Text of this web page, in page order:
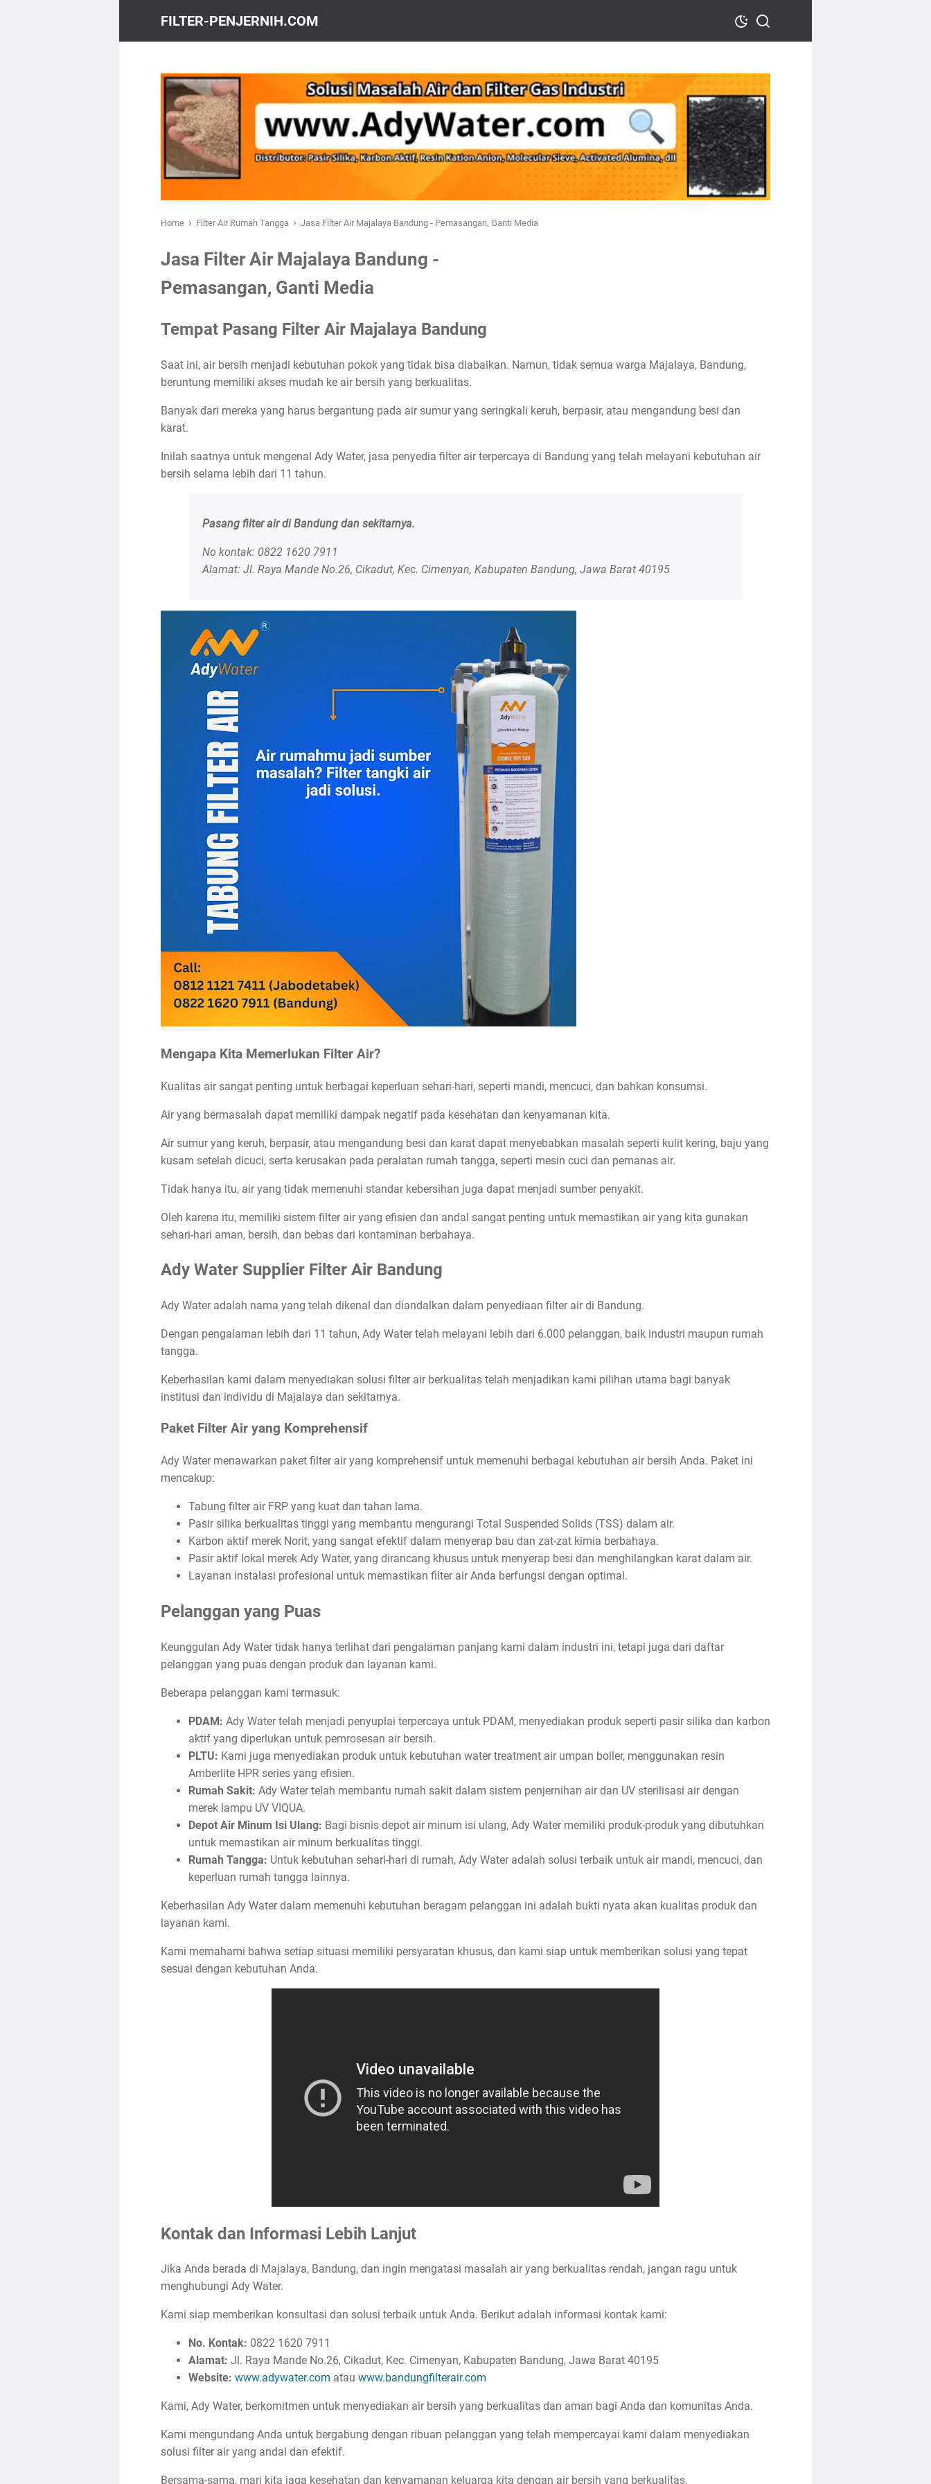
FILTER-PENJERNIH.COM
Home › Filter Air Rumah Tangga › Jasa Filter Air Majalaya Bandung - Pemasangan, Ganti Media
Jasa Filter Air Majalaya Bandung -
Pemasangan, Ganti Media
Tempat Pasang Filter Air Majalaya Bandung
Saat ini, air bersih menjadi kebutuhan pokok yang tidak bisa diabaikan. Namun, tidak semua warga Majalaya, Bandung,
beruntung memiliki akses mudah ke air bersih yang berkualitas.
Banyak dari mereka yang harus bergantung pada air sumur yang seringkali keruh, berpasir, atau mengandung besi dan
karat.
Inilah saatnya untuk mengenal Ady Water, jasa penyedia filter air terpercaya di Bandung yang telah melayani kebutuhan air
bersih selama lebih dari 11 tahun.
Pasang filter air di Bandung dan sekitarnya.
No kontak: 0822 1620 7911
Alamat: Jl. Raya Mande No.26, Cikadut, Kec. Cimenyan, Kabupaten Bandung, Jawa Barat 40195
Mengapa Kita Memerlukan Filter Air?
Kualitas air sangat penting untuk berbagai keperluan sehari-hari, seperti mandi, mencuci, dan bahkan konsumsi.
Air yang bermasalah dapat memiliki dampak negatif pada kesehatan dan kenyamanan kita.
Air sumur yang keruh, berpasir, atau mengandung besi dan karat dapat menyebabkan masalah seperti kulit kering, baju yang
kusam setelah dicuci, serta kerusakan pada peralatan rumah tangga, seperti mesin cuci dan pemanas air.
Tidak hanya itu, air yang tidak memenuhi standar kebersihan juga dapat menjadi sumber penyakit.
Oleh karena itu, memiliki sistem filter air yang efisien dan andal sangat penting untuk memastikan air yang kita gunakan
sehari-hari aman, bersih, dan bebas dari kontaminan berbahaya.
Ady Water Supplier Filter Air Bandung
Ady Water adalah nama yang telah dikenal dan diandalkan dalam penyediaan filter air di Bandung.
Dengan pengalaman lebih dari 11 tahun, Ady Water telah melayani lebih dari 6.000 pelanggan, baik industri maupun rumah
tangga.
Keberhasilan kami dalam menyediakan solusi filter air berkualitas telah menjadikan kami pilihan utama bagi banyak
institusi dan individu di Majalaya dan sekitarnya.
Paket Filter Air yang Komprehensif
Ady Water menawarkan paket filter air yang komprehensif untuk memenuhi berbagai kebutuhan air bersih Anda. Paket ini
mencakup:
Tabung filter air FRP yang kuat dan tahan lama.
Pasir silika berkualitas tinggi yang membantu mengurangi Total Suspended Solids (TSS) dalam air.
Karbon aktif merek Norit, yang sangat efektif dalam menyerap bau dan zat-zat kimia berbahaya.
Pasir aktif lokal merek Ady Water, yang dirancang khusus untuk menyerap besi dan menghilangkan karat dalam air.
Layanan instalasi profesional untuk memastikan filter air Anda berfungsi dengan optimal.
Pelanggan yang Puas
Keunggulan Ady Water tidak hanya terlihat dari pengalaman panjang kami dalam industri ini, tetapi juga dari daftar
pelanggan yang puas dengan produk dan layanan kami.
Beberapa pelanggan kami termasuk:
PDAM: Ady Water telah menjadi penyuplai terpercaya untuk PDAM, menyediakan produk seperti pasir silika dan karbon
aktif yang diperlukan untuk pemrosesan air bersih.
PLTU: Kami juga menyediakan produk untuk kebutuhan water treatment air umpan boiler, menggunakan resin
Amberlite HPR series yang efisien.
Rumah Sakit: Ady Water telah membantu rumah sakit dalam sistem penjernihan air dan UV sterilisasi air dengan
merek lampu UV VIQUA.
Depot Air Minum Isi Ulang: Bagi bisnis depot air minum isi ulang, Ady Water memiliki produk-produk yang dibutuhkan
untuk memastikan air minum berkualitas tinggi.
Rumah Tangga: Untuk kebutuhan sehari-hari di rumah, Ady Water adalah solusi terbaik untuk air mandi, mencuci, dan
keperluan rumah tangga lainnya.
Keberhasilan Ady Water dalam memenuhi kebutuhan beragam pelanggan ini adalah bukti nyata akan kualitas produk dan
layanan kami.
Kami memahami bahwa setiap situasi memiliki persyaratan khusus, dan kami siap untuk memberikan solusi yang tepat
sesuai dengan kebutuhan Anda.
Kontak dan Informasi Lebih Lanjut
Jika Anda berada di Majalaya, Bandung, dan ingin mengatasi masalah air yang berkualitas rendah, jangan ragu untuk
menghubungi Ady Water.
Kami siap memberikan konsultasi dan solusi terbaik untuk Anda. Berikut adalah informasi kontak kami:
No. Kontak: 0822 1620 7911
Alamat: Jl. Raya Mande No.26, Cikadut, Kec. Cimenyan, Kabupaten Bandung, Jawa Barat 40195
Website: www.adywater.com atau www.bandungfilterair.com
Kami, Ady Water, berkomitmen untuk menyediakan air bersih yang berkualitas dan aman bagi Anda dan komunitas Anda.
Kami mengundang Anda untuk bergabung dengan ribuan pelanggan yang telah mempercayai kami dalam menyediakan
solusi filter air yang andal dan efektif.
Bersama-sama, mari kita jaga kesehatan dan kenyamanan keluarga kita dengan air bersih yang berkualitas.